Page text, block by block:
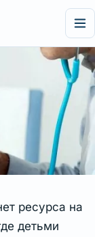
ресурса на
детьми